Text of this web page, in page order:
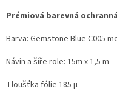
Prémiová barevná
Barva: Gemstone Blue C005
Návin a šíře role: 15m x 1,5 m
Tloušťka fólie 185 µ